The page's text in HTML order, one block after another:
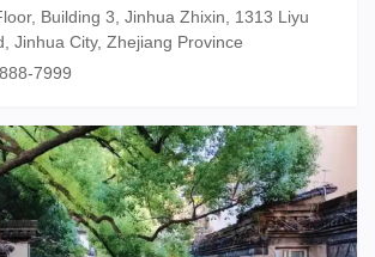
Building 3, Jinhua Zhixin, 1313 Liyu
Jinhua City, Zhejiang Province
7999